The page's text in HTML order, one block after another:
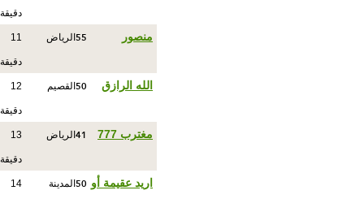
دقيقة
منصور 55 الرياض 11
دقيقة
الله الرازق 50 القصيم 12
دقيقة
مغترب 777 41 الرياض 13
دقيقة
اريد عقيمة أو 50 المدينة 14